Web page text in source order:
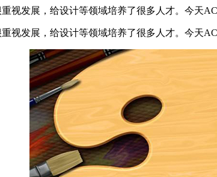
视发展，给设计等领域培养了很多人才。今天
视发展，给设计等领域培养了很多人才。今天